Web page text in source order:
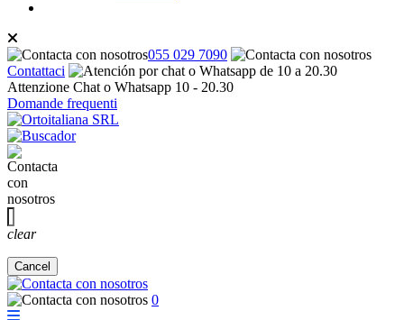
055 029 7090
Contattaci
Attenzione Chat o Whatsapp 10 - 20.30
Domande frequenti
clear
Cancel
0